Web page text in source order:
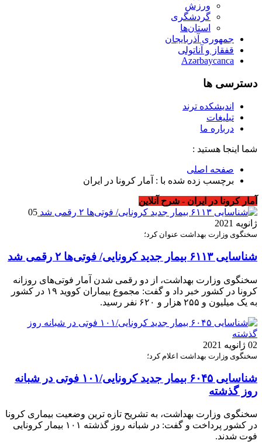
ورزش
گردشگری
استان‌ها
جمهوری آذربایجان
قفقاز و آناتولی
Azərbaycanca
دسترسی ها
اندیشکده ترند
تبلیغات
درباره ما
شما اینجا هستید :
صفحه اصلی
برچسب زده شده با : آمار کرونا در ایران
آمار کرونا در ایران - شرح آنلاین
05
ژانویه 2021
سخنگوی وزارت بهداشت عنوان کرد؛
شناسایی ۶۱۱۳ بیمار جدید کرونایی/ فوتی‌ها ۲ رقمی شد
سخنگوی وزارت بهداشت، از دو رقمی شدن آمار فوتی‌های روزانه
کرونا در کشور خبر داد و گفت: مجموع بیماران کووید ۱۹ در کشور
به یک میلیون و ۲۵۵ هزار و ۶۲۰ نفر رسید.
02 ژانویه 2021
سخنگوی وزارت بهداشت اعلام کرد؛
شناسایی ۶۰۴۵ بیمار جدید کرونایی/۱۰۱ فوتی در شبانه
روز گذشته
سخنگوی وزارت بهداشت، به تشریح تازه ترین وضعیت بیماری کرونا
در کشور پرداخت و گفت: در شبانه روز گذشته ۱۰۱ بیمار کرونایی
فوت شدند.